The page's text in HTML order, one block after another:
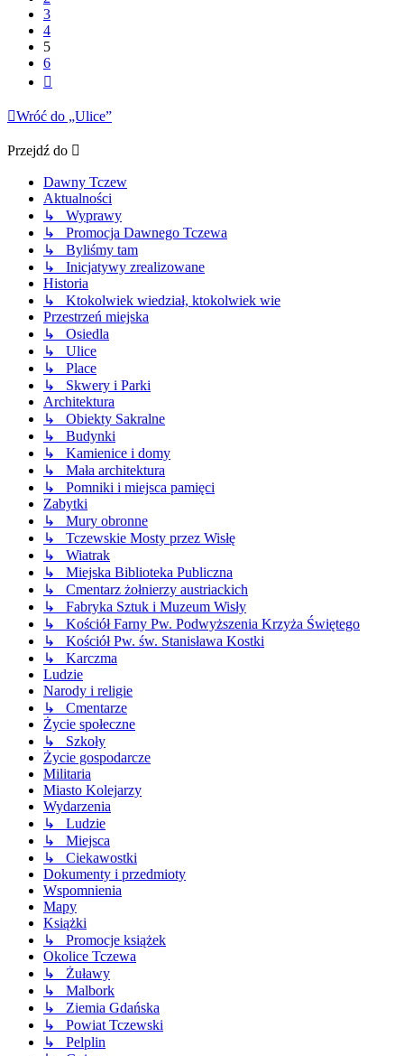
3
4
5
6
Wróć do „Ulice”
Przejdź do
Dawny Tczew
Aktualności
↳ Wyprawy
↳ Promocja Dawnego Tczewa
↳ Byliśmy tam
↳ Inicjatywy zrealizowane
Historia
↳ Ktokolwiek wiedział, ktokolwiek wie
Przestrzeń miejska
↳ Osiedla
↳ Ulice
↳ Place
↳ Skwery i Parki
Architektura
↳ Obiekty Sakralne
↳ Budynki
↳ Kamienice i domy
↳ Mała architektura
↳ Pomniki i miejsca pamięci
Zabytki
↳ Mury obronne
↳ Tczewskie Mosty przez Wisłę
↳ Wiatrak
↳ Miejska Biblioteka Publiczna
↳ Cmentarz żołnierzy austriackich
↳ Fabryka Sztuk i Muzeum Wisły
↳ Kościół Farny Pw. Podwyższenia Krzyża Świętego
↳ Kościół Pw. św. Stanisława Kostki
↳ Karczma
Ludzie
Narody i religie
↳ Cmentarze
Życie społeczne
↳ Szkoły
Życie gospodarcze
Militaria
Miasto Kolejarzy
Wydarzenia
↳ Ludzie
↳ Miejsca
↳ Ciekawostki
Dokumenty i przedmioty
Wspomnienia
Mapy
Książki
↳ Promocje książek
Okolice Tczewa
↳ Żuławy
↳ Malbork
↳ Ziemia Gdańska
↳ Powiat Tczewski
↳ Pelplin